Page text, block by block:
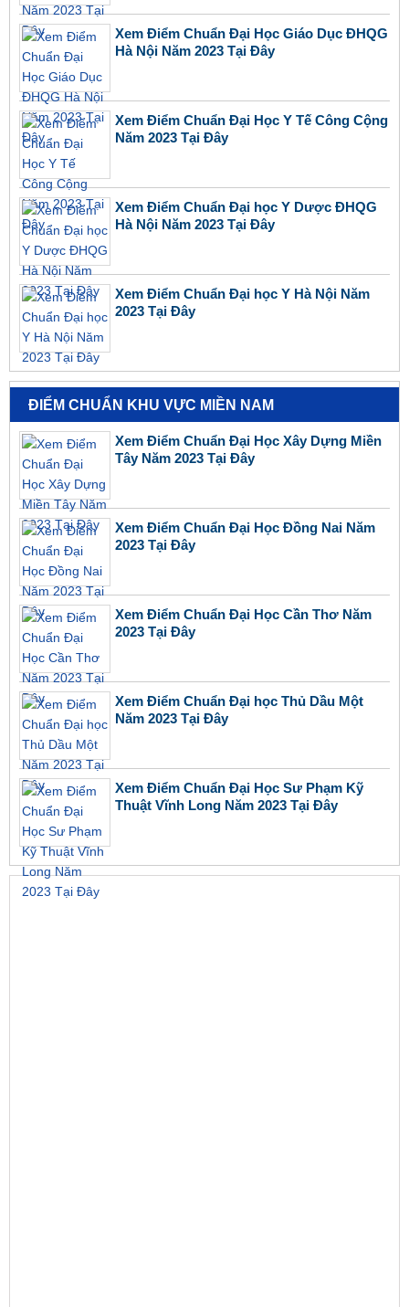
Xem Điểm Chuẩn Đại Học Giáo Dục ĐHQG
Hà Nội Năm 2023 Tại Đây
Xem Điểm Chuẩn Đại Học Y Tế Công Cộng
Năm 2023 Tại Đây
Xem Điểm Chuẩn Đại học Y Dược ĐHQG
Hà Nội Năm 2023 Tại Đây
Xem Điểm Chuẩn Đại học Y Hà Nội Năm
2023 Tại Đây
ĐIỂM CHUẨN KHU VỰC MIỀN NAM
Xem Điểm Chuẩn Đại Học Xây Dựng Miền
Tây Năm 2023 Tại Đây
Xem Điểm Chuẩn Đại Học Đồng Nai Năm
2023 Tại Đây
Xem Điểm Chuẩn Đại Học Cần Thơ Năm
2023 Tại Đây
Xem Điểm Chuẩn Đại học Thủ Dầu Một
Năm 2023 Tại Đây
Xem Điểm Chuẩn Đại Học Sư Phạm Kỹ
Thuật Vĩnh Long Năm 2023 Tại Đây